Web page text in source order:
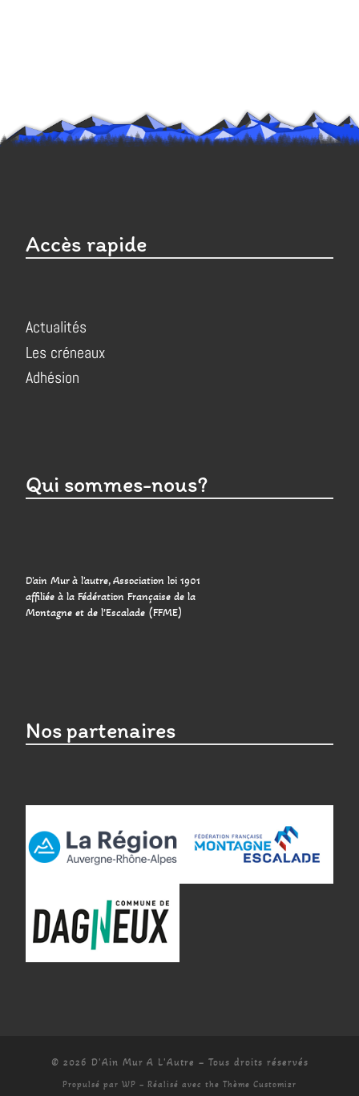
Accès rapide
Actualités
Les créneaux
Adhésion
Qui sommes-nous?
D'ain Mur à l'autre, Association loi 1901
affiliée à la Fédération Française de la
Montagne et de l’Escalade (FFME)
Nos partenaires
© 2026 D'Ain Mur A L'Autre – Tous droits réservés
Propulsé par WP – Réalisé avec the Thème Customizr